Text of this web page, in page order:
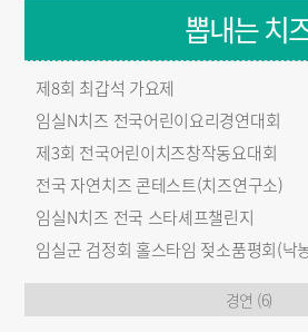
뽑내는 치
제8회 최갑석 가요제
임실N치즈 전국어린이요리경연대회
제3회 전국어린이치즈창작동요대회
전국 자연치즈 콘테스트(치즈연구소)
임실N치즈 전국 스타셰프챌린지
임실군 검정회 홀스타임 젖소품평회(낙
경연 (6)